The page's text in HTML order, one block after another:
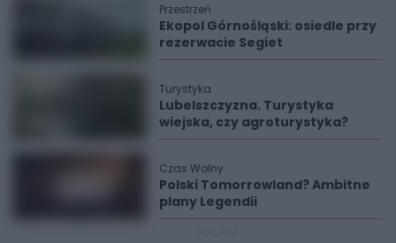
Przestrzeń
Ekopol Górnośląski: osiedle przy
rezerwacie Segiet
Turystyka
Lubelszczyzna. Turystyka
wiejska, czy agroturystyka?
Czas Wolny
Polski Tomorrowland? Ambitne
plany Legendii